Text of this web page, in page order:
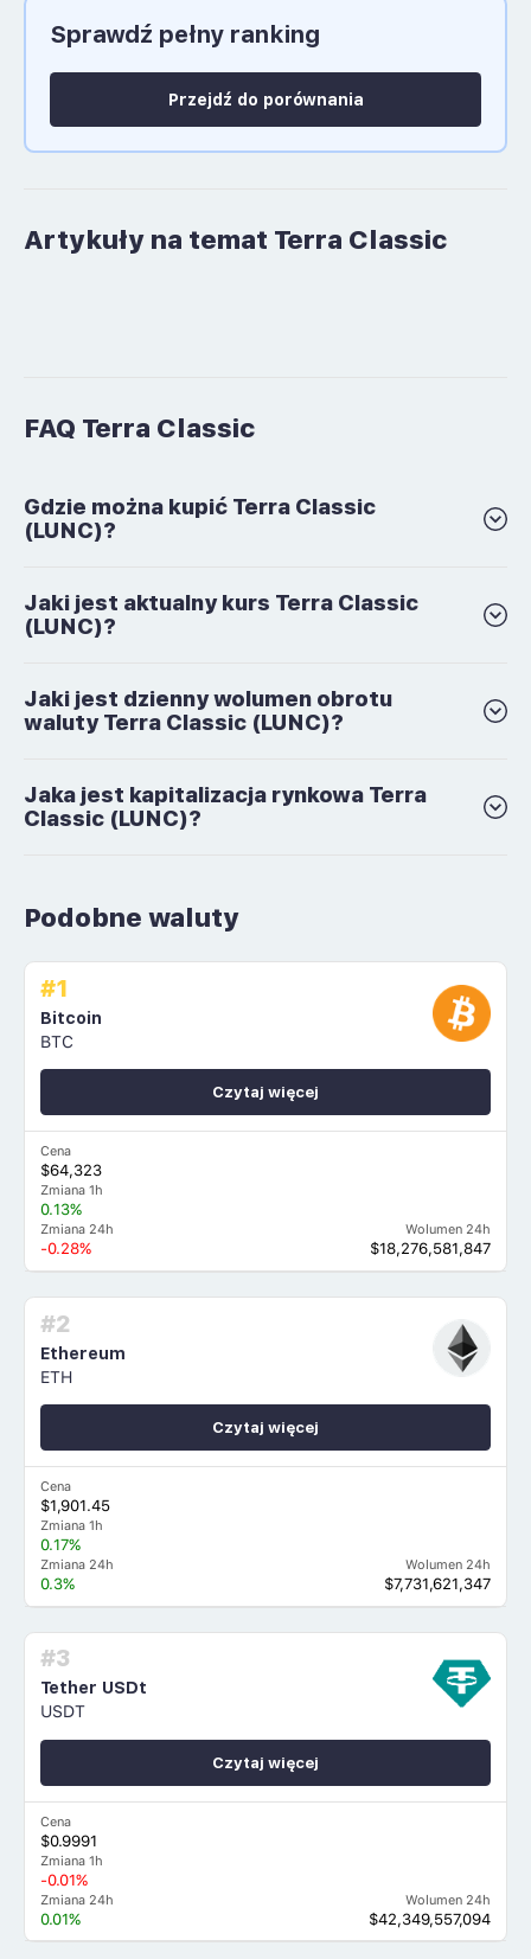
Język polski: NIE
Sprawdź pełny ranking
Przejdź do porównania
Artykuły na temat Terra Classic
FAQ Terra Classic
Gdzie można kupić Terra Classic
(LUNC)?
Jaki jest aktualny kurs Terra Classic
(LUNC)?
Jaki jest dzienny wolumen obrotu
waluty Terra Classic (LUNC)?
Jaka jest kapitalizacja rynkowa Terra
Classic (LUNC)?
Podobne waluty
#1
Bitcoin
BTC
Cena
$64,323
Zmiana 1h
0.13%
Zmiana 24h
-0.28%
Wolumen 24h
$18,276,581,847
Czytaj więcej
#2
Ethereum
ETH
Cena
$1,901.45
Zmiana 1h
0.17%
Zmiana 24h
0.3%
Wolumen 24h
$7,731,621,347
Czytaj więcej
#3
Tether USDt
USDT
Cena
$0.9991
Zmiana 1h
-0.01%
Zmiana 24h
0.01%
Wolumen 24h
$42,349,557,094
Czytaj więcej